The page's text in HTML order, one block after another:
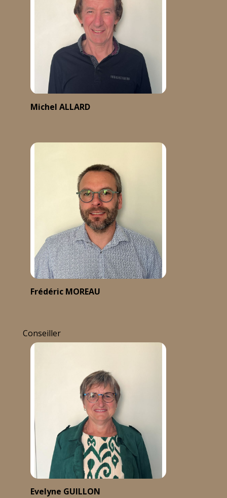
Michel ALLARD
Frédéric MOREAU
Conseiller
Evelyne GUILLON